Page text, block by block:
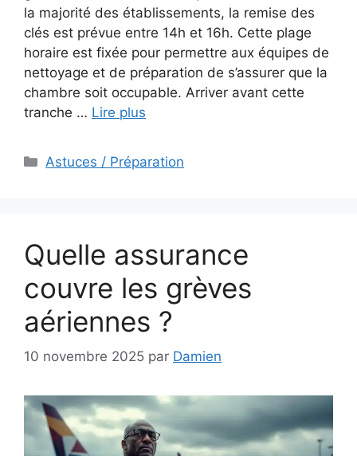
la majorité des établissements, la remise des
clés est prévue entre 14h et 16h. Cette plage
horaire est fixée pour permettre aux équipes de
nettoyage et de préparation de s’assurer que la
chambre soit occupable. Arriver avant cette
tranche … Lire plus
Catégories
Astuces / Préparation
Quelle assurance
couvre les grèves
aériennes ?
10 novembre 2025 par Damien